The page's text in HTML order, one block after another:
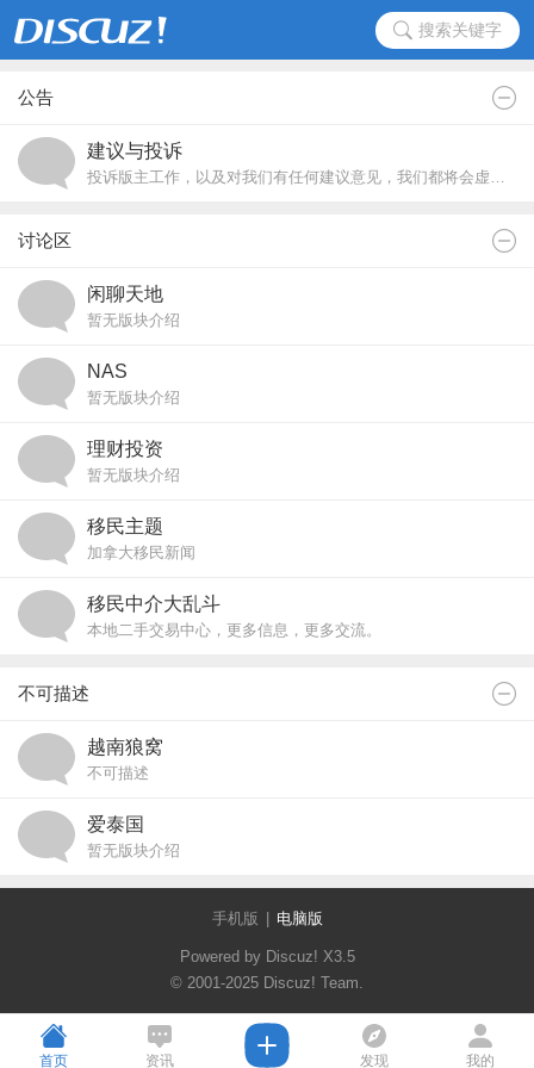
搜索关键字
公告
建议与投诉
投诉版主工作，以及对我们有任何建议意见，我们都将会虚心接受您的指点。
讨论区
闲聊天地
暂无版块介绍
NAS
暂无版块介绍
理财投资
暂无版块介绍
移民主题
加拿大移民新闻
移民中介大乱斗
本地二手交易中心，更多信息，更多交流。
不可描述
越南狼窝
不可描述
爱泰国
暂无版块介绍
手机版 电脑版
Powered by Discuz! X3.5
© 2001-2025 Discuz! Team.
首页 资讯 发现 我的